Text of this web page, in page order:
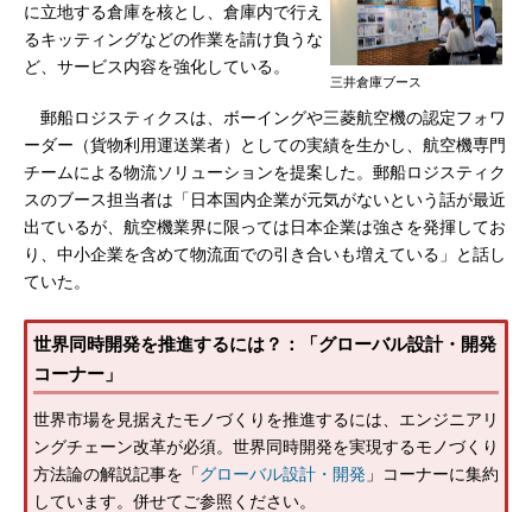
三井倉庫ブース
に立地する倉庫を核とし、倉庫内で行え
るキッティングなどの作業を請け負うな
ど、サービス内容を強化している。
郵船ロジスティクスは、ボーイングや三菱航空機の認定フォワ
ーダー（貨物利用運送業者）としての実績を生かし、航空機専門
チームによる物流ソリューションを提案した。郵船ロジスティク
スのブース担当者は「日本国内企業が元気がないという話が最近
出ているが、航空機業界に限っては日本企業は強さを発揮してお
り、中小企業を含めて物流面での引き合いも増えている」と話し
ていた。
世界同時開発を推進するには？：「グローバル設計・開発
コーナー」
世界市場を見据えたモノづくりを推進するには、エンジニアリ
ングチェーン改革が必須。世界同時開発を実現するモノづくり
方法論の解説記事を「グローバル設計・開発 」コーナーに集約
しています。併せてご参照ください。